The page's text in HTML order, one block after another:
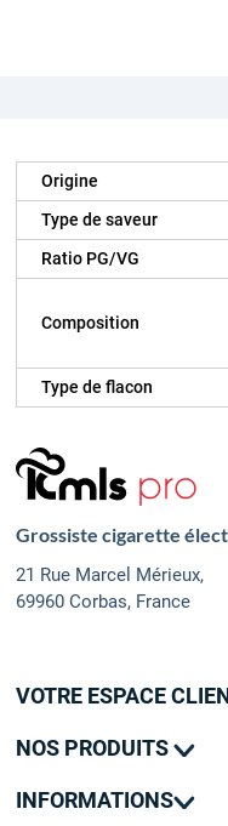
Origine
Type de saveur
Ratio PG/VG
Composition
Type de flacon
Grossiste cigarette
21 Rue Marcel Mérieux,
69960 Corbas, France
VOTRE ESPACE
Mes adresses
NOS PRODUITS
Nouveautés
INFORMATIONS